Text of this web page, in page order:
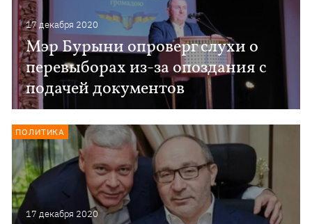
17 декабря 2020
Мэр Бурыни опроверг слухи о
перевыборах из-за опоздания с
подачей документов
17 декабря 2020
ПОЛИТИКА